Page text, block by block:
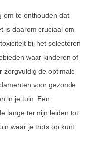
om te onthouden dat
is daarom cruciaal om
bij het selecteren
waar kinderen of
zorgvuldig de optimale
voor gezonde
in je tuin. Een
lange termijn leiden tot
waar je trots op kunt